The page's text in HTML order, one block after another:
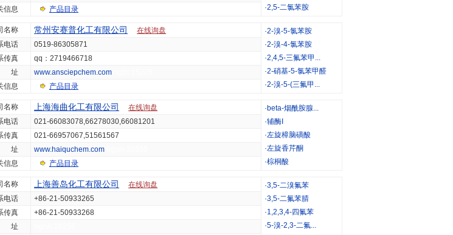
·2,5-二氯苯胺
信息
产品目录
名称 常州安赛普化工有限公司 在线询盘 ·2-溴-5-氯苯胺
·2-溴-4-氯苯胺
·2,4,5-三氟苯甲...
·2-硝基-5-氯苯甲醛
·2-溴-5-(三氟甲...
电话
0519-86305871
传真
qq：2719466718
址
www.ansciepchem.com
信息
产品目录
名称 上海海曲化工有限公司 在线询盘 ·beta-烟酰胺腺...
·辅酶I
·左旋樟脑磺酸
·左旋香芹酮
·棕桐酸
电话
021-66083078,66278030,66081201
传真
021-66957067,51561567
址
www.haiquchem.com
信息
产品目录
名称 上海善岛化工有限公司 在线询盘 ·3,5-二溴氟苯
·3,5-二氟苯腈
·1,2,3,4-四氟苯
·5-溴-2,3-二氟...
电话
+86-21-50933265
传真
+86-21-50933268
址